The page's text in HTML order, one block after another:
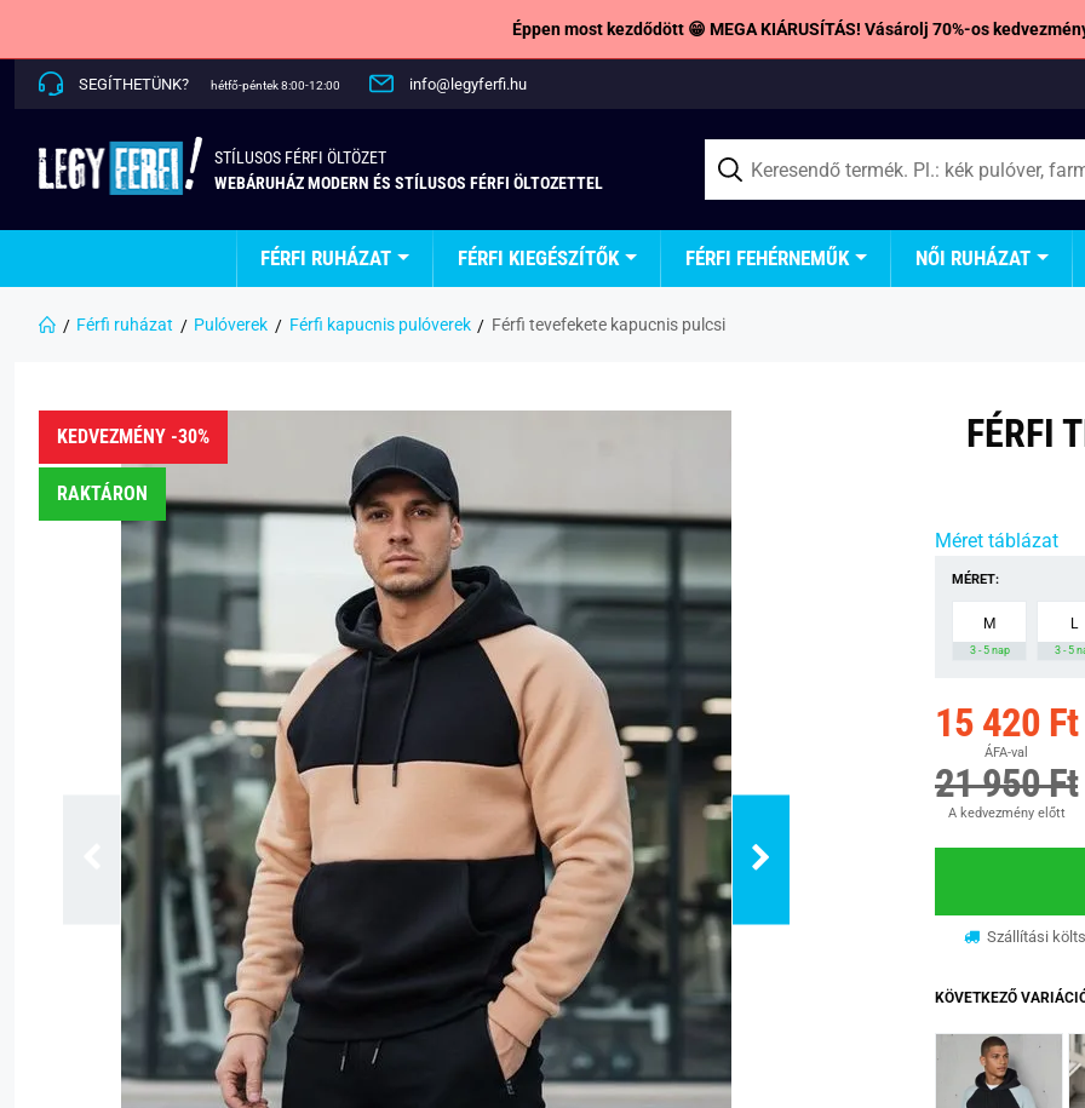
Éppen most kezdődött 😁 MEGA KIÁRUSÍTÁS! Vásárolj 70%-os
SEGÍTHETÜNK? hétfő-péntek 8:00-12:00 info@legyferfi.hu
STÍLUSOS FÉRFI ÖLTÖZET
WEBÁRUHÁZ MODERN ÉS STÍLUSOS FÉRFI ÖLTOZETTEL
FÉRFI RUHÁZAT FÉRFI KIEGÉSZÍTŐK FÉRFI FEHÉRNEMŰK NŐI RUHÁZAT
Férfi ruházat Pulóverek Férfi kapucnis pulóverek Férfi tevefekete kapucnis pulcsi
KEDVEZMÉNY -30%
RAKTÁRON
FÉRFI
Méret táblázat
MÉRET:
M
3 - 5 nap
L
3 - 5
15 420 Ft
ÁFA-val
21 950 Ft
A kedvezmény előtt
Szállítási
KÖVETKEZŐ